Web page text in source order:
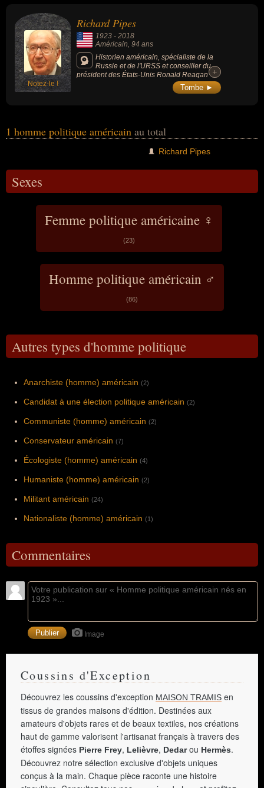
également avoir été historien ou scientifique.
Notez-le !
Richard Pipes
1923 - 2018
Américain, 94 ans
Historien américain, spécialiste de la
Russie et de l'URSS et conseiller du
président des États-Unis Ronald Reagan
+
+
Tombe ►
1 homme politique américain au total
Richard Pipes
Sexes
Femme politique américaine ♀
(23)
Homme politique américain ♂
(86)
Autres types d'homme politique
Anarchiste (homme) américain (2)
Candidat à une élection politique américain (2)
Communiste (homme) américain (2)
Conservateur américain (7)
Écologiste (homme) américain (4)
Humaniste (homme) américain (2)
Militant américain (24)
Nationaliste (homme) américain (1)
Commentaires
Image
Coussins d'Exception
Découvrez les coussins d'exception MAISON TRAMIS en
tissus de grandes maisons d'édition. Destinées aux
amateurs d'objets rares et de beaux textiles, nos créations
haut de gamme valorisent l'artisanat français à travers des
étoffes signées Pierre Frey, Lelièvre, Dedarou Hermès.
Découvrez notre sélection exclusive d'objets uniques
conçus à la main. Chaque pièce raconte une histoire